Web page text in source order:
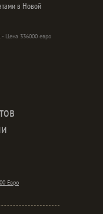
в Новой
Цена 336000 евро
Евро